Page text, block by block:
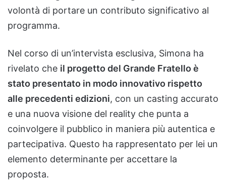
volontà di portare un contributo significativo al
programma.
Nel corso di un’intervista esclusiva, Simona ha
rivelato che il progetto del Grande Fratello è
stato presentato in modo innovativo rispetto
alle precedenti edizioni, con un casting accurato
e una nuova visione del reality che punta a
coinvolgere il pubblico in maniera più autentica e
partecipativa. Questo ha rappresentato per lei un
elemento determinante per accettare la
proposta.